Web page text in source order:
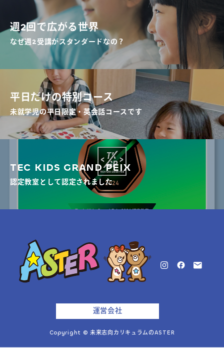
週2回で広がる世界
なぜ週2受講がスタンダードなの？
平日だけの特別コース
未就学児の平日限定・英会話コースです
TEC KIDS GRAND PEIX
認定教室として認定されました
運営会社
Copyright © 未来志向カリキュラムのASTER